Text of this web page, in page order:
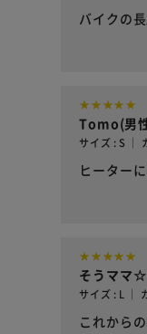
バイクの
Tomo(男
サイズ : S ｜
ヒーター
そうママ
サイズ : L ｜
これから